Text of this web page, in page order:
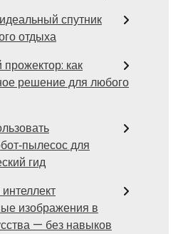
спутник
отдыха
как
решение для любого
для
гид
изображения в
— без навыков